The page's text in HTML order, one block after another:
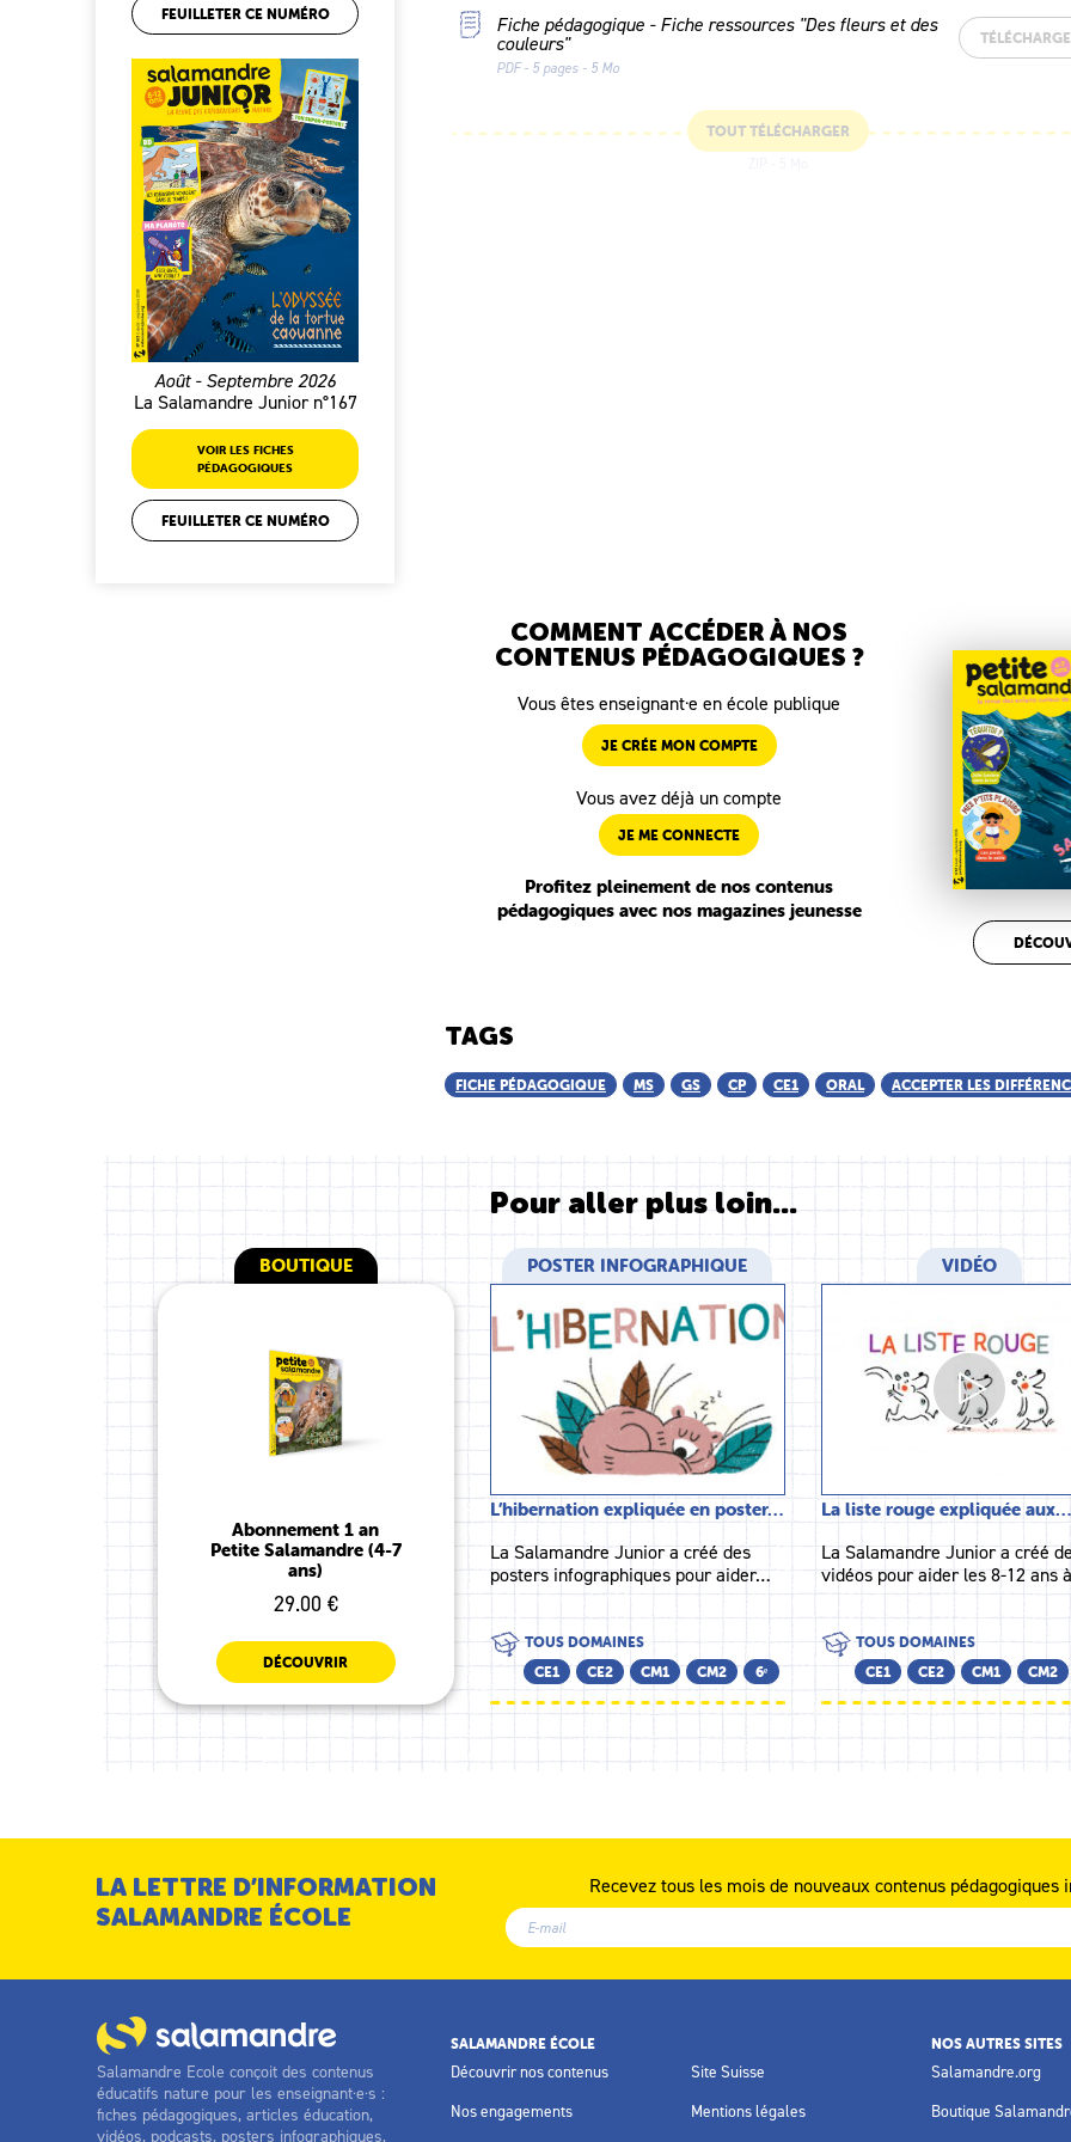
FEUILLETER CE NUMÉRO
Août - Septembre 2026
La Salamandre Junior n°167
VOIR LES FICHES
PÉDAGOGIQUES
FEUILLETER CE NUMÉRO
Fiche pédagogique - Fiche ressources "Des fleurs et des
couleurs"
PDF - 5 pages - 5 Mo
TOUT TÉLÉCHARGER
COMMENT ACCÉDER À NOS
CONTENUS PÉDAGOGIQUES ?
Vous êtes enseignant·e en école publique
JE CRÉE MON COMPTE
Vous avez déjà un compte
JE ME CONNECTE
Profitez pleinement de nos contenus
pédagogiques avec nos magazines jeunesse
TAGS
FICHE PÉDAGOGIQUE MS GS CP CE1 ORAL ACCEPTER LES
Pour aller plus loin...
BOUTIQUE
Abonnement 1 an
Petite Salamandre (4-7
ans)
29.00 €
DÉCOUVRIR
POSTER INFOGRAPHIQUE
L’hibernation expliquée en poster…
La Salamandre Junior a créé des
posters infographiques pour aider…
TOUS DOMAINES
CE1
CE2 CM1 CM2 6ᵉ
VIDÉO
La liste rouge expliquée aux…
La Salamandre Junior a créé
vidéos pour aider les 8-12 ans
TOUS DOMAINES
CE1
CE2 CM1 CM2
LA LETTRE D’INFORMATION
SALAMANDRE ÉCOLE
Recevez tous les mois de nouveaux contenus
Salamandre Ecole conçoit des contenus
éducatifs nature pour les enseignant·e·s :
fiches pédagogiques, articles éducation,
vidéos, podcasts, posters infographiques,
SALAMANDRE ÉCOLE
Découvrir nos contenus
Nos engagements
Site Suisse
Mentions légales
NOS AUTRES SITES
Salamandre.org
Boutique